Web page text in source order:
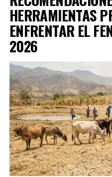
MEJIA-SIERRA-REINA-LUCIA-1
MORALES-AGUDELO-JORGE-
OROZCO-ZAPATA-PAULO-ANDRES-1
PEDROZA-LOZANO-LEON-MARIA-1
RAMIREZ-SANCHEZ-PAOLA-
RODRIGUEZ-CORTES-MARCO-
HERRAMIENTAS
ENFRENTAR EL
2026